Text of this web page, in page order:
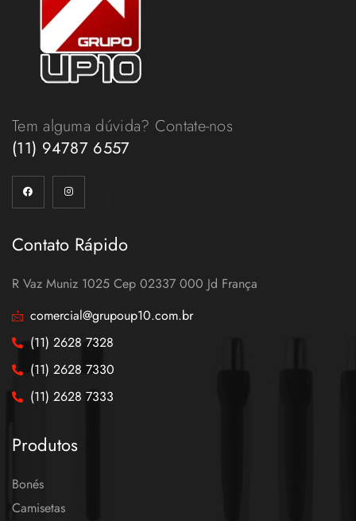
Tem alguma dúvida? Contate-nos
(11) 94787 6557
Contato Rápido
R Vaz Muniz 1025 Cep 02337 000 Jd França
comercial@grupoup10.com.br
(11) 2628 7328
(11) 2628 7330
(11) 2628 7333
Produtos
Bonés
Camisetas